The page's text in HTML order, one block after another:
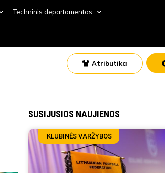
Techninis departamentas
Atributika
SUSIJUSIOS NAUJIENOS
KLUBINĖS VARŽYBOS